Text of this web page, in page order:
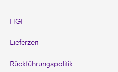
HGF
Lieferzeit
Rückführungspolitik